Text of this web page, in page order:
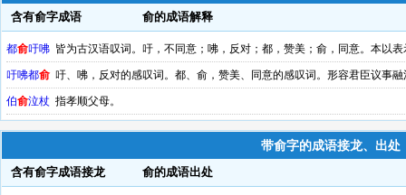
含有俞字成语 俞的成语解释
都俞吁咈 皆为古汉语叹词。吁，不同意；咈，反对；都，赞美；俞，同意。本以
君臣论政问答，融洽雍睦。
吁咈都俞吁、咈，反对的感叹词。都、俞，赞美、同意的感叹词。形容君臣议事融
伯俞泣杖 指孝顺父母。
带俞字的成语接龙、出处
含有俞字成语接龙 俞的成语出处